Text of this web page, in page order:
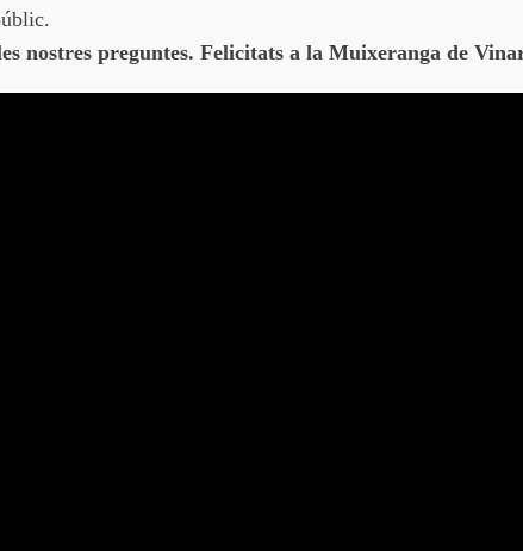
nostres preguntes. Felicitats a la Muixeranga de